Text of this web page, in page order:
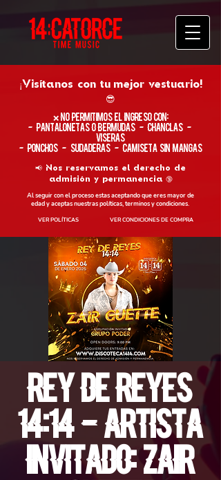
¡Visítanos con tu mejor vestuario!
😎
​❌ No permitimos el ingreso con:
- Pantalonetas o Bermudas - Chanclas -
Viseras
- Ponchos - Sudaderas - Camiseta sin Mangas
📢 Nos reservamos el derecho de
admisión y permanencia 🔞
Al seguir con el proceso estas aceptando que eres mayor de
edad y aceptas nuestras políticas, terminos y condiciones.
VER POLÍTICAS VER CONDICIONES DE COMPRA
Rey de Reyes
14:14 - Artista
invitado: Zair